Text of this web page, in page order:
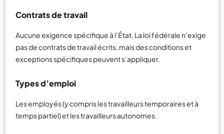
Contrats de travail
Aucune exigence spécifique à l’État. La loi fédérale n’exige
pas de contrats de travail écrits, mais des conditions et
exceptions spécifiques peuvent s’appliquer.
Types d’emploi
Les employés (y compris les travailleurs temporaires et à
temps partiel) et les travailleurs autonomes.